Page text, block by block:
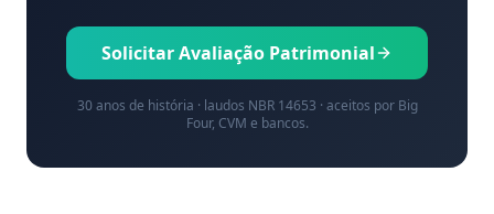
Solicitar Avaliação Patrimonial
30 anos de história · laudos NBR 14653 · aceitos por Big
Four, CVM e bancos.